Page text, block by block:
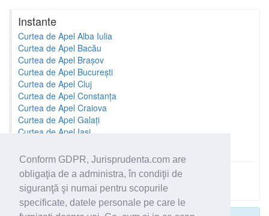
Conform GDPR, Jurisprudenta.com are
obligaţia de a administra, în condiţii de
siguranţă şi numai pentru scopurile
specificate, datele personale pe care le
Instante
Curtea de Apel Alba Iulia
Curtea de Apel Bacău
Curtea de Apel Brașov
Curtea de Apel București
Curtea de Apel Cluj
Curtea de Apel Constanța
Curtea de Apel Craiova
Curtea de Apel Galați
Curtea de Apel Iași
Toate instantele